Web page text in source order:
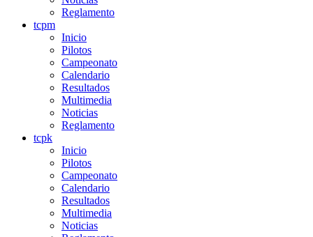
Reglamento
tcpm
Inicio
Pilotos
Campeonato
Calendario
Resultados
Multimedia
Noticias
Reglamento
tcpk
Inicio
Pilotos
Campeonato
Calendario
Resultados
Multimedia
Noticias